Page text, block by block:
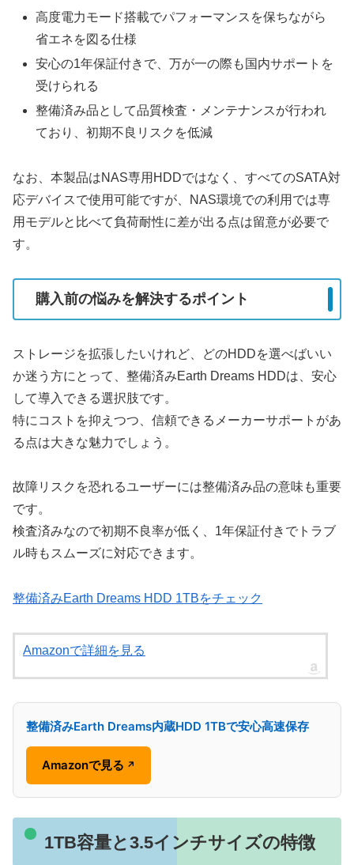
高度電力モード搭載でパフォーマンスを保ちながら
省エネを図る仕様
安心の1年保証付きで、万が一の際も国内サポートを
受けられる
整備済み品として品質検査・メンテナンスが行われ
ており、初期不良リスクを低減
なお、本製品はNAS専用HDDではなく、すべてのSATA対
応デバイスで使用可能ですが、NAS環境での利用では専
用モデルと比べて負荷耐性に差が出る点は留意が必要で
す。
購入前の悩みを解決するポイント
ストレージを拡張したいけれど、どのHDDを選べばいい
か迷う方にとって、整備済みEarth Dreams HDDは、安心
して導入できる選択肢です。
特にコストを抑えつつ、信頼できるメーカーサポートがあ
る点は大きな魅力でしょう。
故障リスクを恐れるユーザーには整備済み品の意味も重要
です。
検査済みなので初期不良率が低く、1年保証付きでトラブ
ル時もスムーズに対応できます。
整備済みEarth Dreams HDD 1TBをチェック
Amazonで詳細を見る
整備済みEarth Dreams内蔵HDD 1TBで安心高速保存
Amazonで見る ↗
1TB容量と3.5インチサイズの特徴